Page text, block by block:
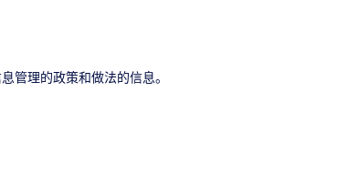
管理的政策和做法的信息。